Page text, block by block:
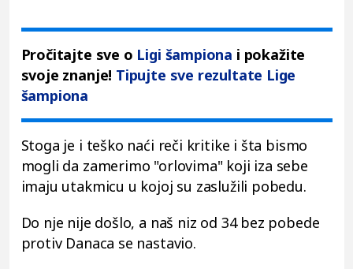
Pročitajte sve o Ligi šampiona i pokažite
svoje znanje! Tipujte sve rezultate Lige
šampiona
Stoga je i teško naći reči kritike i šta bismo
mogli da zamerimo "orlovima" koji iza sebe
imaju utakmicu u kojoj su zaslužili pobedu.
Do nje nije došlo, a naš niz od 34 bez pobede
protiv Danaca se nastavio.